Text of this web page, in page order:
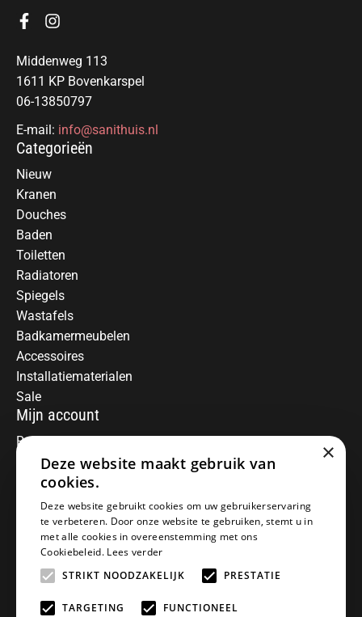
Middenweg 113
1611 KP Bovenkarspel
06-13850797
E-mail: info@sanithuis.nl
Categorieën
Nieuw
Kranen
Douches
Baden
Toiletten
Radiatoren
Spiegels
Wastafels
Badkamermeubelen
Accessoires
Installatiematerialen
Sale
Mijn account
Registreren
Mijn bestellingen
Informatie
Over ons
Algemene voorwaarden
Disclaimer
Privacy Policy
Betaalmethoden
Retourneren
×
Deze website maakt gebruik van
cookies.
Deze website gebruikt cookies om uw gebruikerservaring
te verbeteren. Door onze website te gebruiken, stemt u in
met alle cookies in overeenstemming met ons
Cookiebeleid. Lees verder
STRIKT NOODZAKELIJK
PRESTATIE
TARGETING FUNCTIONEEL